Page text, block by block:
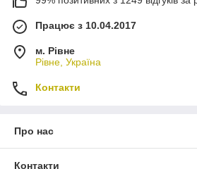
Працює з 10.04.2017
м. Рівне
Рівне, Україна
Контакти
Про нас
Контакти